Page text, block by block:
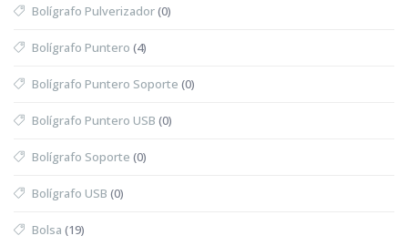
Bolígrafo Pulverizador(0)
Bolígrafo Puntero (4)
Bolígrafo Puntero Soporte (0)
Bolígrafo Puntero USB (0)
Bolígrafo Soporte (0)
Bolígrafo USB (0)
Bolsa (19)